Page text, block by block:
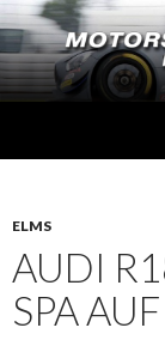
ELMS
AUDI
SPA